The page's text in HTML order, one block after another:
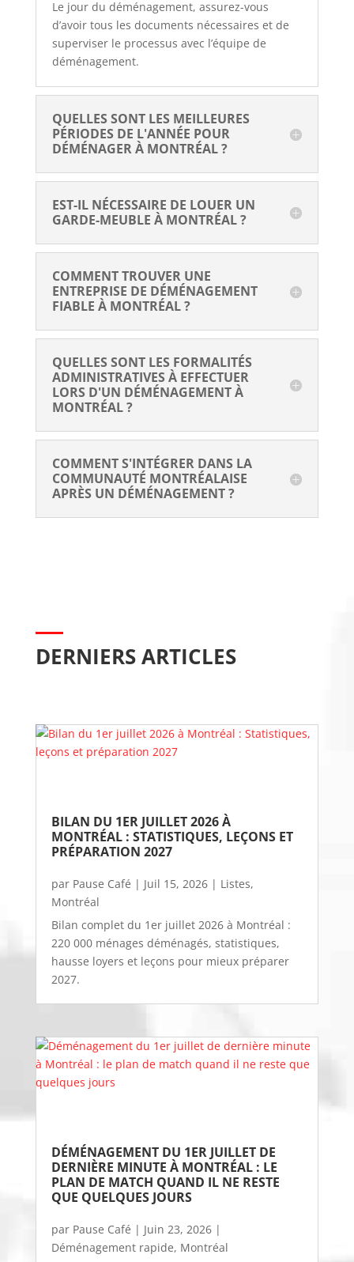
Le jour du déménagement, assurez-vous
d’avoir tous les documents nécessaires et de
superviser le processus avec l’équipe de
déménagement.
QUELLES SONT LES MEILLEURES
PÉRIODES DE L'ANNÉE POUR
DÉMÉNAGER À MONTRÉAL ?
EST-IL NÉCESSAIRE DE LOUER UN
GARDE-MEUBLE À MONTRÉAL ?
COMMENT TROUVER UNE
ENTREPRISE DE DÉMÉNAGEMENT
FIABLE À MONTRÉAL ?
QUELLES SONT LES FORMALITÉS
ADMINISTRATIVES À EFFECTUER
LORS D'UN DÉMÉNAGEMENT À
MONTRÉAL ?
COMMENT S'INTÉGRER DANS LA
COMMUNAUTÉ MONTRÉALAISE
APRÈS UN DÉMÉNAGEMENT ?
DERNIERS ARTICLES
BILAN DU 1ER JUILLET 2026 À
MONTRÉAL : STATISTIQUES, LEÇONS ET
PRÉPARATION 2027
par Pause Café | Juil 15, 2026| Listes,
Montréal
Bilan complet du 1er juillet 2026 à Montréal :
220 000 ménages déménagés, statistiques,
hausse loyers et leçons pour mieux préparer
2027.
DÉMÉNAGEMENT DU 1ER JUILLET DE
DERNIÈRE MINUTE À MONTRÉAL : LE
PLAN DE MATCH QUAND IL NE RESTE
QUE QUELQUES JOURS
par Pause Café | Juin 23, 2026|
Déménagement rapide, Montréal